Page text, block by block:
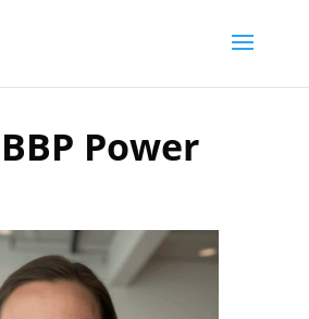
Power